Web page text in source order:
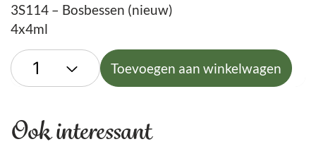
3S114 – Bosbessen (nieuw)
4x4ml
Toevoegen aan winkelwagen
Ook interessant